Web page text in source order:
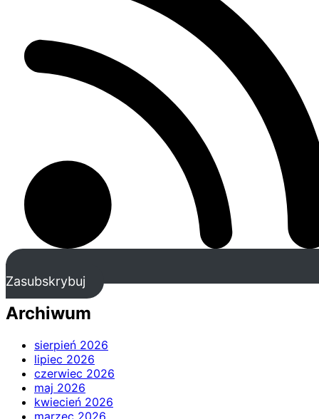
Zasubskrybuj
Archiwum
sierpień 2026
lipiec 2026
czerwiec 2026
maj 2026
kwiecień 2026
marzec 2026